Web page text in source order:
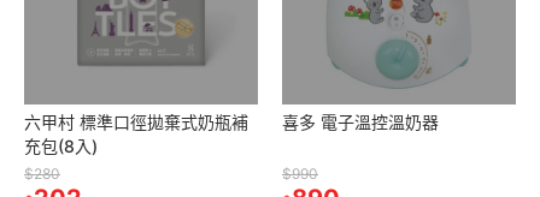
六甲村 標準口徑拋棄式奶瓶補
充包(8入)
$280
喜多 電子溫控溫奶器
$990